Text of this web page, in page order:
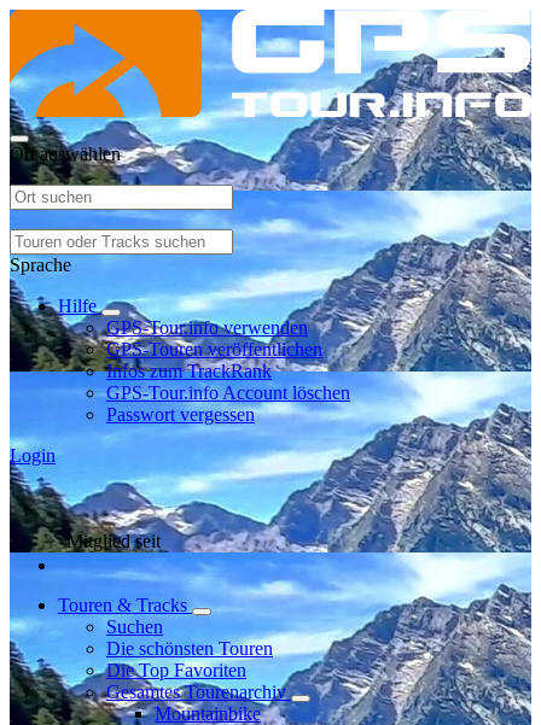
Ort auswählen
Sprache
Hilfe
GPS-Tour.info verwenden
GPS-Touren veröffentlichen
Infos zum TrackRank
GPS-Tour.info Account löschen
Passwort vergessen
Login
Mitglied seit
Touren & Tracks
Suchen
Die schönsten Touren
Die Top Favoriten
Gesamtes Tourenarchiv
Mountainbike